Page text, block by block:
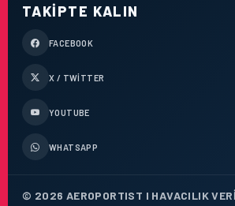
TAKIPTE KALIN
FACEBOOK
X / TWITTER
YOUTUBE
WHATSAPP
© 2026 AEROPORTIST I HAVACILIK